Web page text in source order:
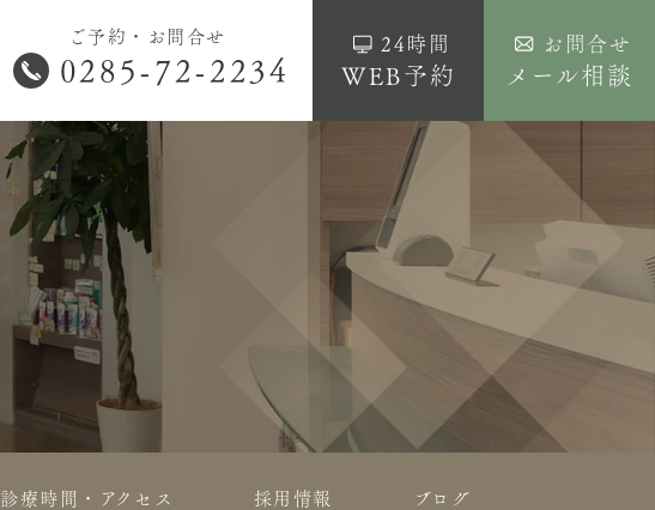
ご予約・お問合せ
0285-72-2234
24時間
WEB予約
お問合せ
メール相談
診療時間・アクセス 採用情報 ブログ